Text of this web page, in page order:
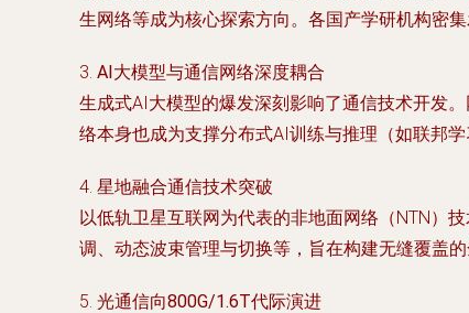
生网络等成为核心探索方向。各国产学研机构密
3. AI大模型与通信网络深度耦合
生成式AI大模型的爆发深刻影响了通信技术开发
络本身也成为支撑分布式AI训练与推理（如联邦
4. 星地融合通信技术突破
以低轨卫星互联网为代表的非地面网络（NTN）
调、动态波束管理与切换等，旨在构建无缝覆盖
5. 光通信向800G/1.6T代际演进